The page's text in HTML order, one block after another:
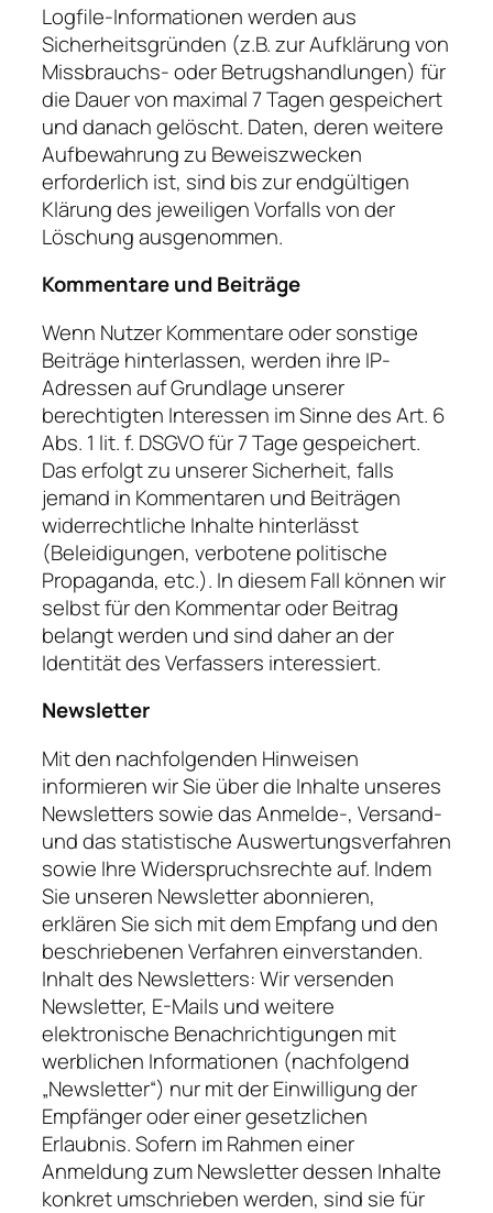
Logfile-Informationen werden aus
Sicherheitsgründen (z.B. zur Aufklärung von
Missbrauchs- oder Betrugshandlungen) für
die Dauer von maximal 7 Tagen gespeichert
und danach gelöscht. Daten, deren weitere
Aufbewahrung zu Beweiszwecken
erforderlich ist, sind bis zur endgültigen
Klärung des jeweiligen Vorfalls von der
Löschung ausgenommen.
Kommentare und Beiträge
Wenn Nutzer Kommentare oder sonstige
Beiträge hinterlassen, werden ihre IP-
Adressen auf Grundlage unserer
berechtigten Interessen im Sinne des Art. 6
Abs. 1 lit. f. DSGVO für 7 Tage gespeichert.
Das erfolgt zu unserer Sicherheit, falls
jemand in Kommentaren und Beiträgen
widerrechtliche Inhalte hinterlässt
(Beleidigungen, verbotene politische
Propaganda, etc.). In diesem Fall können wir
selbst für den Kommentar oder Beitrag
belangt werden und sind daher an der
Identität des Verfassers interessiert.
Newsletter
Mit den nachfolgenden Hinweisen
informieren wir Sie über die Inhalte unseres
Newsletters sowie das Anmelde-, Versand-
und das statistische Auswertungsverfahren
sowie Ihre Widerspruchsrechte auf. Indem
Sie unseren Newsletter abonnieren,
erklären Sie sich mit dem Empfang und den
beschriebenen Verfahren einverstanden.
Inhalt des Newsletters: Wir versenden
Newsletter, E-Mails und weitere
elektronische Benachrichtigungen mit
werblichen Informationen (nachfolgend
„Newsletter“) nur mit der Einwilligung der
Empfänger oder einer gesetzlichen
Erlaubnis. Sofern im Rahmen einer
Anmeldung zum Newsletter dessen Inhalte
konkret umschrieben werden, sind sie für